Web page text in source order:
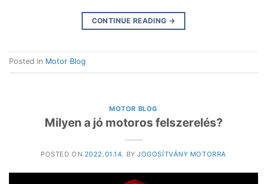
CONTINUE READING →
Posted in Motor Blog
MOTOR BLOG
Milyen a jó motoros felszerelés?
POSTED ON 2022.01.14. BYJOGOSÍTVÁNY MOTORRA